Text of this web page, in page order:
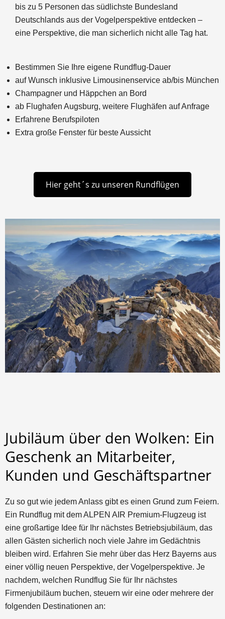
bis zu 5 Personen das südlichste Bundesland
Deutschlands aus der Vogelperspektive entdecken –
eine Perspektive, die man sicherlich nicht alle Tag hat.
Bestimmen Sie Ihre eigene Rundflug-Dauer
auf Wunsch inklusive Limousinenservice ab/bis München
Champagner und Häppchen an Bord
ab Flughafen Augsburg, weitere Flughäfen auf Anfrage
Erfahrene Berufspiloten
Extra große Fenster für beste Aussicht
Hier geht´s zu unseren Rundflügen
Jubiläum über den Wolken: Ein
Geschenk an Mitarbeiter,
Kunden und Geschäftspartner
Zu so gut wie jedem Anlass gibt es einen Grund zum Feiern.
Ein Rundflug mit dem ALPEN AIR Premium-Flugzeug ist
eine großartige Idee für Ihr nächstes Betriebsjubiläum, das
allen Gästen sicherlich noch viele Jahre im Gedächtnis
bleiben wird. Erfahren Sie mehr über das Herz Bayerns aus
einer völlig neuen Perspektive, der Vogelperspektive. Je
nachdem, welchen Rundflug Sie für Ihr nächstes
Firmenjubiläum buchen, steuern wir eine oder mehrere der
folgenden Destinationen an: